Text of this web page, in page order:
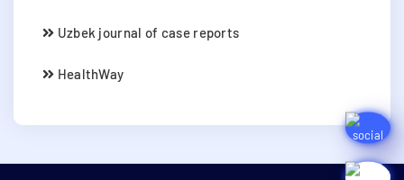
Uzbek journal of case reports
HealthWay